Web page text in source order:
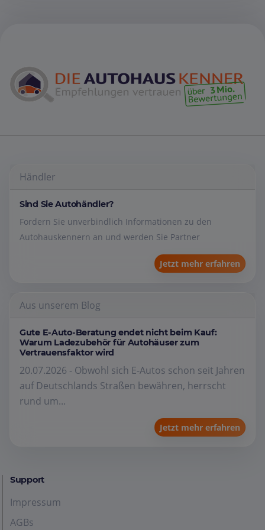
Händler
Sind Sie Autohändler?
Fordern Sie unverbindlich Informationen zu den
Autohauskennern an und werden Sie Partner
Jetzt mehr erfahren
Aus unserem Blog
Gute E-Auto-Beratung endet nicht beim Kauf:
Warum Ladezubehör für Autohäuser zum
Vertrauensfaktor wird
20.07.2026 - Obwohl sich E-Autos schon seit Jahren
auf Deutschlands Straßen bewähren, herrscht
rund um...
Jetzt mehr erfahren
Support
Impressum
AGBs